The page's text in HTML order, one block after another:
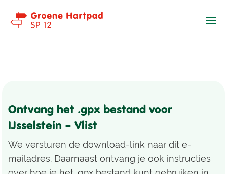
Ontvang het .gpx bestand voor
IJsselstein – Vlist
We versturen de download-link naar dit e-
mailadres. Daarnaast ontvang je ook instructies